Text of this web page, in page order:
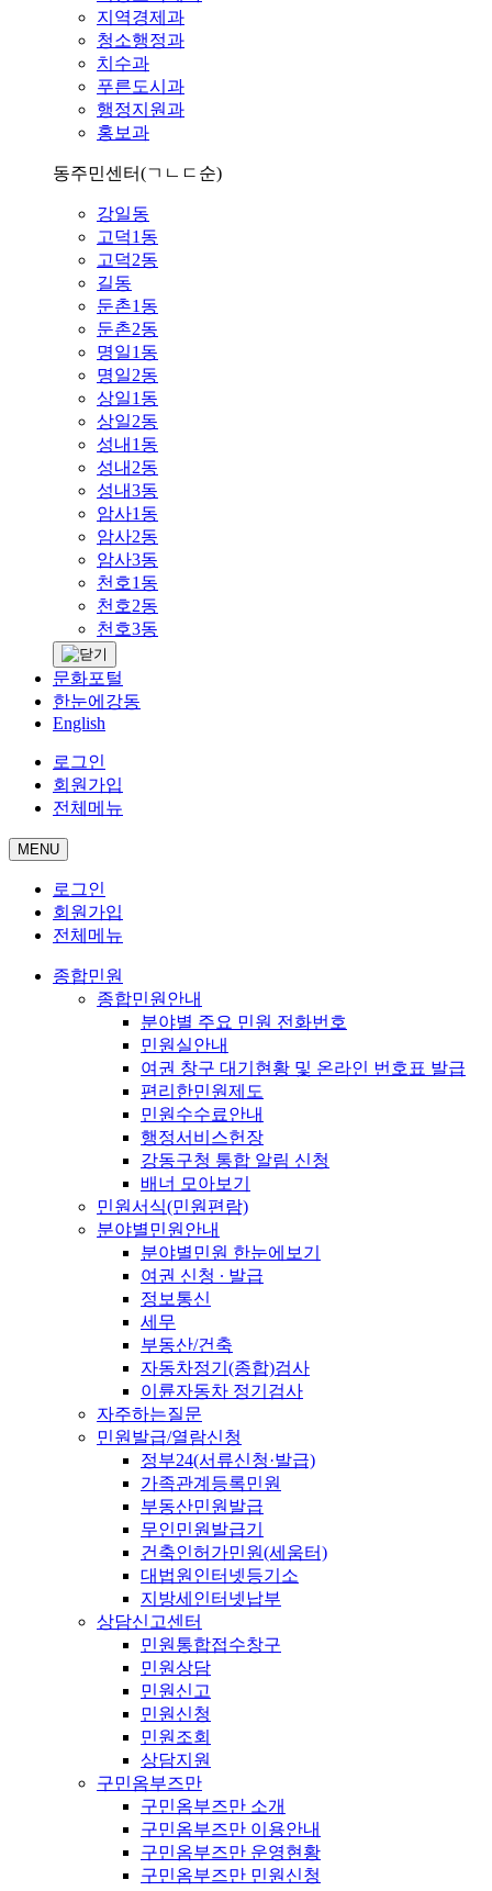
지역경제과
청소행정과
치수과
푸른도시과
행정지원과
홍보과
동주민센터(ㄱㄴㄷ순)
강일동
고덕1동
고덕2동
길동
둔촌1동
둔촌2동
명일1동
명일2동
상일1동
상일2동
성내1동
성내2동
성내3동
암사1동
암사2동
암사3동
천호1동
천호2동
천호3동
문화포털
한눈에강동
English
로그인
회원가입
전체메뉴
MENU
로그인
회원가입
전체메뉴
종합민원
종합민원안내
분야별 주요 민원 전화번호
민원실안내
여권 창구 대기현황 및 온라인 번호표 발급
편리한민원제도
민원수수료안내
행정서비스헌장
강동구청 통합 알림 신청
배너 모아보기
민원서식(민원편람)
분야별민원안내
분야별민원 한눈에보기
여권 신청 ∙ 발급
정보통신
세무
부동산/건축
자동차정기(종합)검사
이륜자동차 정기검사
자주하는질문
민원발급/열람신청
정부24(서류신청·발급)
가족관계등록민원
부동산민원발급
무인민원발급기
건축인허가민원(세움터)
대법원인터넷등기소
지방세인터넷납부
상담신고센터
민원통합접수창구
민원상담
민원신고
민원신청
민원조회
상담지원
구민옴부즈만
구민옴부즈만 소개
구민옴부즈만 이용안내
구민옴부즈만 운영현황
구민옴부즈만 민원신청